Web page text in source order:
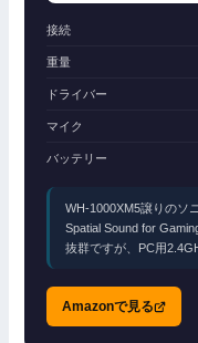
接続
重量
ドライバー
マイク
バッテリー
WH-1000XM5譲りのソ
Spatial Sound for
抜群ですが、PC用
Amazonで見る